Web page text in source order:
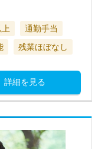
上
通勤手当
残業ほぼなし
詳細を見る